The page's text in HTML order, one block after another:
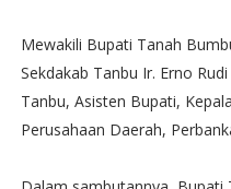
Mewakili Bupati Tanah
Sekdakab Tanbu Ir. Erno
Tanbu, Asisten Bupati,
Perusahaan Daerah,